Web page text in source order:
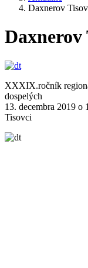
Daxnerov
Daxnerov
XXXIX.ročník
dospelých
13. decembra 2019 o
Tisovci